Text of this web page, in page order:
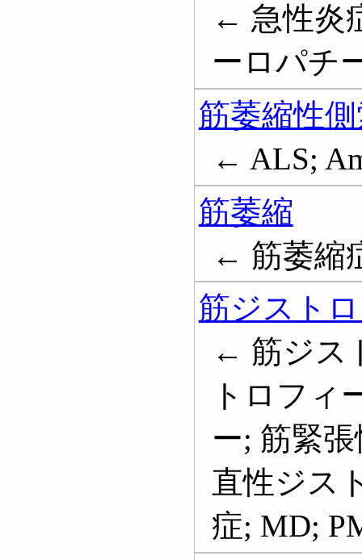
← 急性炎
ーロパチ
筋萎縮性
← ALS;
筋萎縮
← 筋萎縮
筋ジスト
← 筋ジス
トロフィ
ー; 筋緊
直性ジス
症; MD;